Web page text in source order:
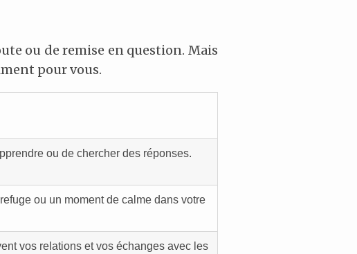
ou de remise en question. Mais
pour vous.
ou de chercher des réponses.
ou un moment de calme dans votre
vos relations et vos échanges avec les